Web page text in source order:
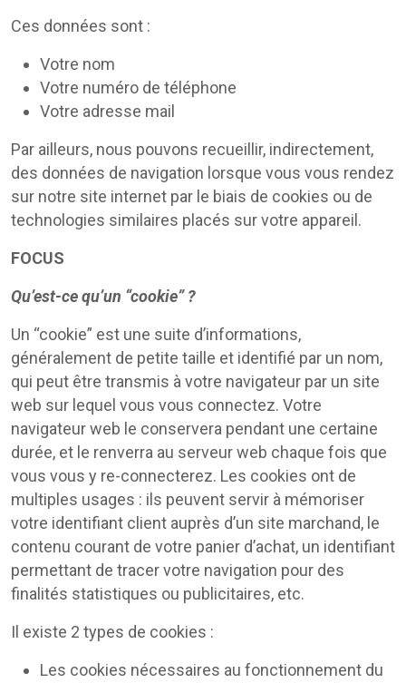
Ces données sont :
Votre nom
Votre numéro de téléphone
Votre adresse mail
Par ailleurs, nous pouvons recueillir, indirectement,
des données de navigation lorsque vous vous rendez
sur notre site internet par le biais de cookies ou de
technologies similaires placés sur votre appareil.
FOCUS
Qu’est-ce qu’un “cookie” ?
Un “cookie” est une suite d’informations,
généralement de petite taille et identifié par un nom,
qui peut être transmis à votre navigateur par un site
web sur lequel vous vous connectez. Votre
navigateur web le conservera pendant une certaine
durée, et le renverra au serveur web chaque fois que
vous vous y re-connecterez. Les cookies ont de
multiples usages : ils peuvent servir à mémoriser
votre identifiant client auprès d’un site marchand, le
contenu courant de votre panier d’achat, un identifiant
permettant de tracer votre navigation pour des
finalités statistiques ou publicitaires, etc.
Il existe 2 types de cookies :
Les cookies nécessaires au fonctionnement du